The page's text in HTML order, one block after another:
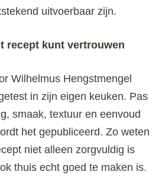
uitvoerbaar zijn.
recept kunt vertrouwen
Wilhelmus Hengstmengel
in zijn eigen keuken. Pas
smaak, textuur en eenvoud
het gepubliceerd. Zo weten
niet alleen zorgvuldig is
thuis echt goed te maken is.